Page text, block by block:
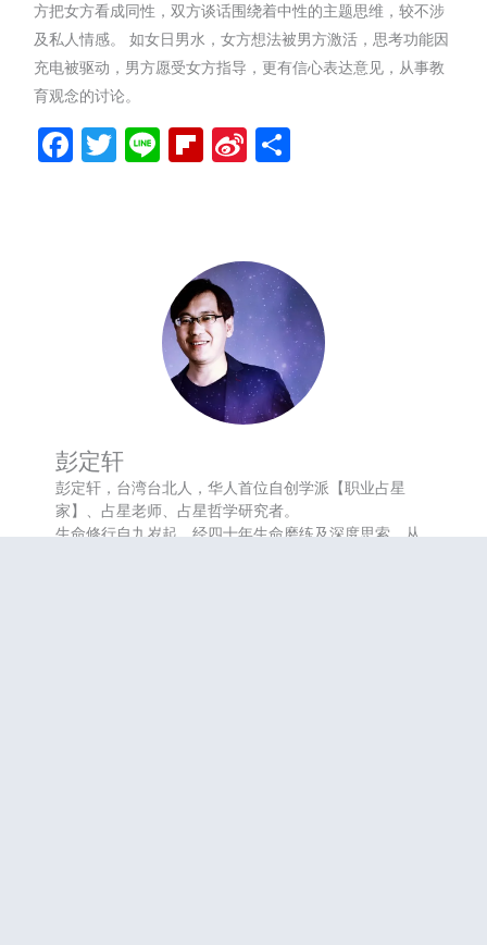
方把女方看成同性，双方谈话围绕着中性的主题思维，较不涉
及私人情感。 如女日男水，女方想法被男方激活，思考功能因
充电被驱动，男方愿受女方指导，更有信心表达意见，从事教
育观念的讨论。
Facebook
Twitter
LineFlipboard
Sina
彭定轩
彭定轩，台湾台北人，华人首位自创学派【职业占星
家】、占星老师、占星哲学研究者。
生命修行自九岁起，经四十年生命磨练及深度思索，从